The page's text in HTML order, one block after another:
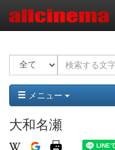
メニュー
大和名瀬